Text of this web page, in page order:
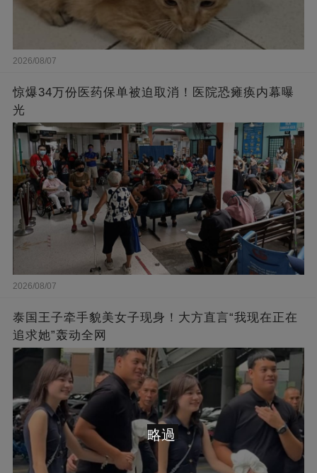
2026/08/07
惊爆34万份医药保单被迫取消！医院恐瘫痪内幕曝
光
2026/08/07
泰国王子牵手貌美女子现身！大方直言“我现在正在
追求她”轰动全网
略過